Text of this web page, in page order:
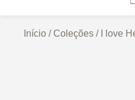
Início / Coleções / I love